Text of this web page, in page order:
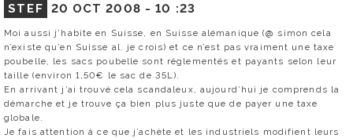
STEF 20 OCT 2008 -10 :23
Moi aussi j’habite en Suisse, en Suisse alémanique (@ simon cela
n’existe qu’en Suisse al. je crois) et ce n’est pas vraiment une taxe
poubelle, les sacs poubelle sont réglementés et payants selon leur
taille (environ 1,50€ le sac de 35L).
En arrivant j’ai trouvé cela scandaleux, aujourd’hui je comprends la
démarche et je trouve ça bien plus juste que de payer une taxe
globale.
Je fais attention à ce que j’achète et les industriels modifient leurs